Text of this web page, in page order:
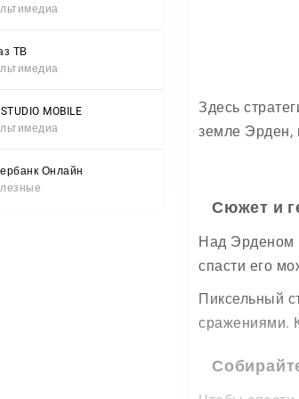
ТВ
MOBILE
Онлайн
Здесь
земле Эрден,
Сюжет и
Над Эрденом
спасти его
Пиксельный
сражениями.